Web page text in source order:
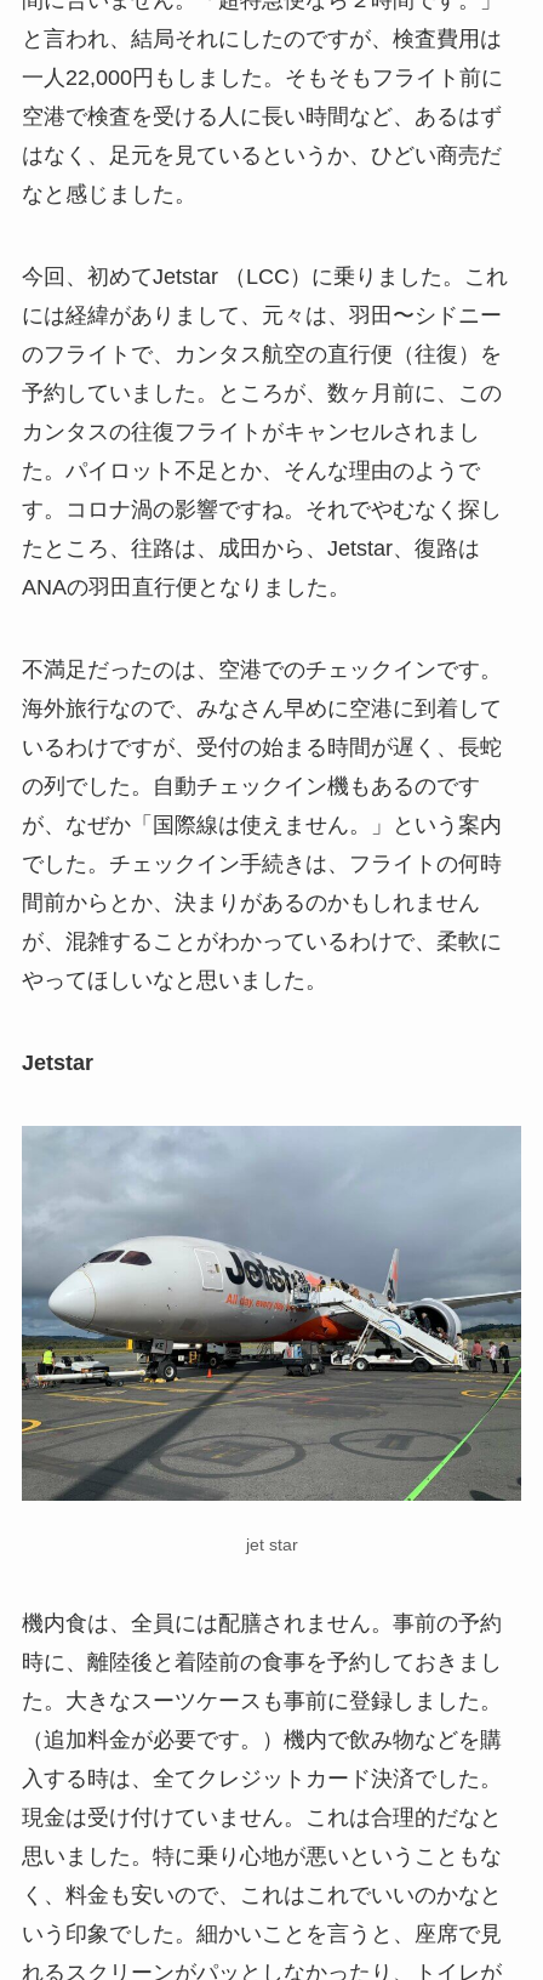
と言われ、結局それにしたのですが、検査費用は
一人22,000円もしました。そもそもフライト前に
空港で検査を受ける人に長い時間など、あるはず
はなく、足元を見ているというか、ひどい商売だ
なと感じました。
今回、初めてJetstar （LCC）に乗りました。これ
には経緯がありまして、元々は、羽田〜シドニー
のフライトで、カンタス航空の直行便（往復）を
予約していました。ところが、数ヶ月前に、この
カンタスの往復フライトがキャンセルされまし
た。パイロット不足とか、そんな理由のようで
す。コロナ渦の影響ですね。それでやむなく探し
たところ、往路は、成田から、Jetstar、復路は
ANAの羽田直行便となりました。
不満足だったのは、空港でのチェックインです。
海外旅行なので、みなさん早めに空港に到着して
いるわけですが、受付の始まる時間が遅く、長蛇
の列でした。自動チェックイン機もあるのです
が、なぜか「国際線は使えません。」という案内
でした。チェックイン手続きは、フライトの何時
間前からとか、決まりがあるのかもしれません
が、混雑することがわかっているわけで、柔軟に
やってほしいなと思いました。
Jetstar
jet star
機内食は、全員には配膳されません。事前の予約
時に、離陸後と着陸前の食事を予約しておきまし
た。大きなスーツケースも事前に登録しました。
（追加料金が必要です。）機内で飲み物などを購
入する時は、全てクレジットカード決済でした。
現金は受け付けていません。これは合理的だなと
思いました。特に乗り心地が悪いということもな
く、料金も安いので、これはこれでいいのかなと
いう印象でした。細かいことを言うと、座席で見
れるスクリーンがパッとしなかったり、トイレが